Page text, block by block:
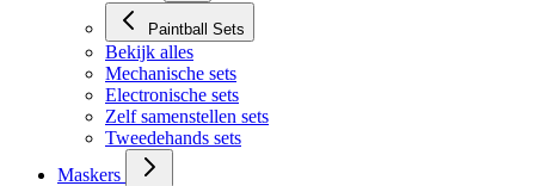
Paintball Sets
Bekijk alles
Mechanische sets
Electronische sets
Zelf samenstellen sets
Tweedehands sets
Maskers